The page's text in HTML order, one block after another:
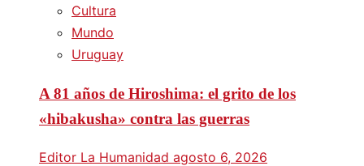
Cultura
Mundo
Uruguay
A 81 años de Hiroshima: el grito de los
«hibakusha» contra las guerras
Editor La Humanidad agosto 6, 2026